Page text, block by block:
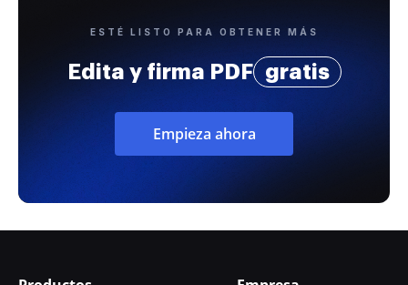
ESTÉ LISTO PARA OBTENER MÁS
Edita y firma PDF gratis
Empieza ahora